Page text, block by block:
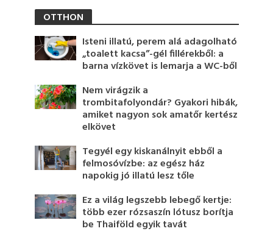
OTTHON
Isteni illatú, perem alá adagolható
„toalett kacsa”-gél fillérekből: a
barna vízkövet is lemarja a WC-ből
Nem virágzik a
trombitafolyondár? Gyakori hibák,
amiket nagyon sok amatőr kertész
elkövet
Tegyél egy kiskanálnyit ebből a
felmosóvízbe: az egész ház
napokig jó illatú lesz tőle
Ez a világ legszebb lebegő kertje:
több ezer rózsaszín lótusz borítja
be Thaiföld egyik tavát